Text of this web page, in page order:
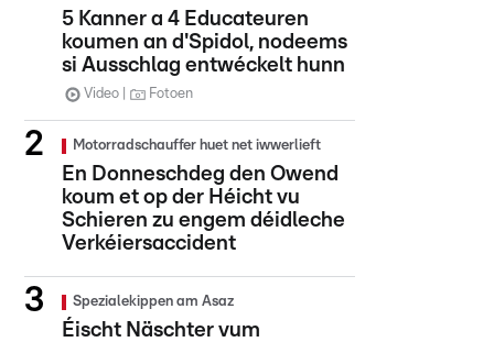
5 Kanner a 4 Educateuren
koumen an d'Spidol, nodeems
si Ausschlag entwéckelt hunn
Video Fotoen
Motorradschauffer huet net iwwerlieft
En Donneschdeg den Owend
koum et op der Héicht vu
Schieren zu engem déidleche
Verkéiersaccident
Spezialekippen am Asaz
Éischt Näschter vum